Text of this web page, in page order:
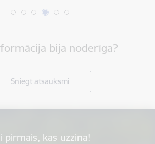
bija noderīga?
Sniegt atsauksmi
pirmais, kas uzzina!